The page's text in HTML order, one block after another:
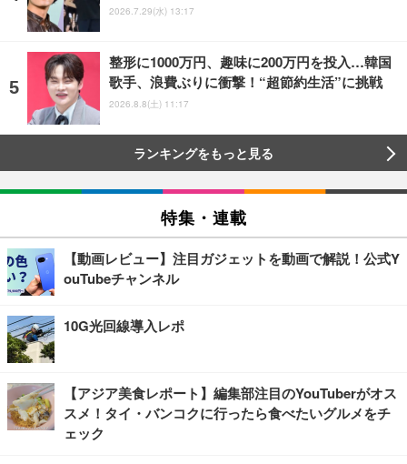
2026.7.29(水) 13:17
整形に1000万円、趣味に200万円を投入…韓国
歌手、浪費ぶりに衝撃！“超節約生活”に挑戦
2026.8.8(土) 11:17
ランキングをもっと見る
特集・連載
【動画レビュー】注目ガジェットを動画で解説！公式Y
ouTubeチャンネル
10G光回線導入レポ
【アジア美食レポート】編集部注目のYouTuberがオス
スメ！タイ・バンコクに行ったら食べたいグルメをチ
ェック